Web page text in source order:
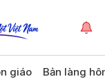
giáo Bản làng